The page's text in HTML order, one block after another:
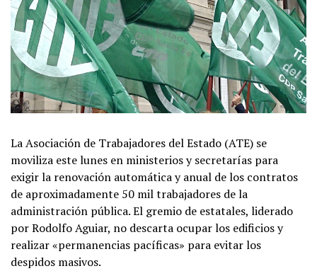
La Asociación de Trabajadores del Estado (ATE) se
moviliza este lunes en ministerios y secretarías para
exigir la renovación automática y anual de los contratos
de aproximadamente 50 mil trabajadores de la
administración pública. El gremio de estatales, liderado
por Rodolfo Aguiar, no descarta ocupar los edificios y
realizar «permanencias pacíficas» para evitar los
despidos masivos.